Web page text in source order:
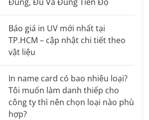
Báo giá in UV mới nhất tại
TP.HCM – cập nhật chi tiết theo
vật liệu
In name card có bao nhiêu loại?
Tôi muốn làm danh thiếp cho
công ty thì nên chọn loại nào phù
hợp?